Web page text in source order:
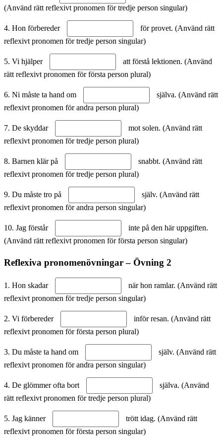
(Använd rätt reflexivt pronomen för tredje person singular)
4. Hon förbereder
för provet. (Använd rätt
reflexivt pronomen för tredje person singular)
5. Vi hjälper
att förstå lektionen. (Använd
rätt reflexivt pronomen för första person plural)
6. Ni måste ta hand om
själva. (Använd rätt
reflexivt pronomen för andra person plural)
7. De skyddar
mot solen. (Använd rätt
reflexivt pronomen för tredje person plural)
8. Barnen klär på
snabbt. (Använd rätt
reflexivt pronomen för tredje person plural)
9. Du måste tro på
själv. (Använd rätt
reflexivt pronomen för andra person singular)
10. Jag förstår
inte på den här uppgiften.
(Använd rätt reflexivt pronomen för första person singular)
Reflexiva pronomenövningar – Övning 2
1. Hon skadar
när hon ramlar. (Använd rätt
reflexivt pronomen för tredje person singular)
2. Vi förbereder
inför resan. (Använd rätt
reflexivt pronomen för första person plural)
3. Du måste ta hand om
själv. (Använd rätt
reflexivt pronomen för andra person singular)
4. De glömmer ofta bort
själva. (Använd
rätt reflexivt pronomen för tredje person plural)
5. Jag känner
trött idag. (Använd rätt
reflexivt pronomen för första person singular)